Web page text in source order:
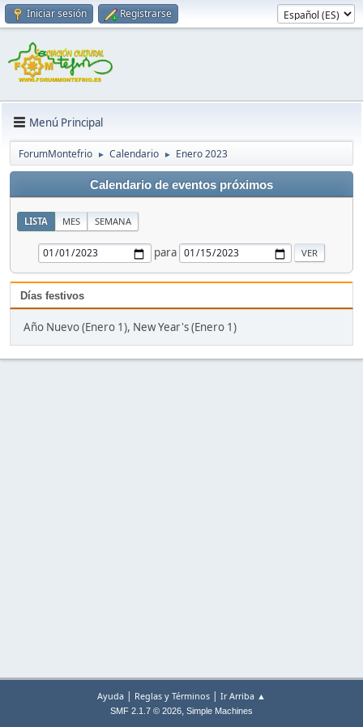
Iniciar sesión Registrarse
Menú Principal
ForumMontefrio ► Calendario ► Enero 2023
Calendario de eventos próximos
LISTA MES SEMANA
para
Días festivos
Año Nuevo (Enero 1), New Year's (Enero 1)
Ayuda | Reglas y Términos | Ir Arriba ▲
SMF 2.1.7 © 2026, Simple Machines